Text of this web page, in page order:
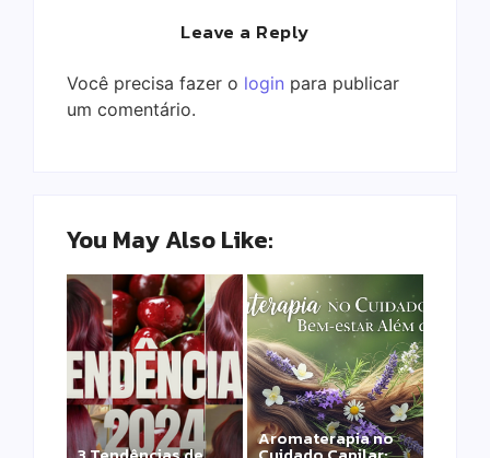
Leave a Reply
Você precisa fazer o login para publicar
um comentário.
You May Also Like:
Aromaterapia no
Detox Capilar: Por